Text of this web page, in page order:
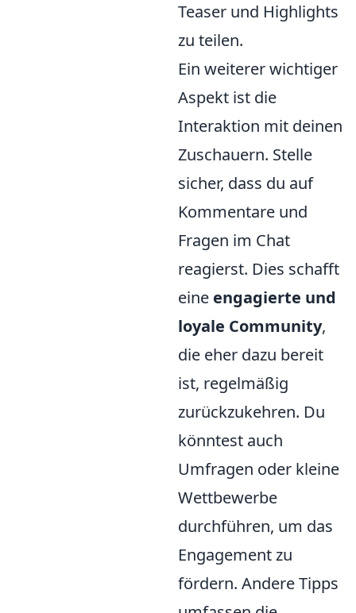
Teaser und Highlights
zu teilen.
Ein weiterer wichtiger
Aspekt ist die
Interaktion mit deinen
Zuschauern. Stelle
sicher, dass du auf
Kommentare und
Fragen im Chat
reagierst. Dies schafft
eine engagierte und
loyale Community,
die eher dazu bereit
ist, regelmäßig
zurückzukehren. Du
könntest auch
Umfragen oder kleine
Wettbewerbe
durchführen, um das
Engagement zu
fördern. Andere Tipps